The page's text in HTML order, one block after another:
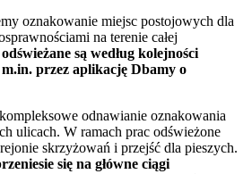
oznakowanie miejsc postojowych dla
na terenie całej
są według kolejności
m.in. przez aplikację Dbamy o
odnawianie oznakowania
ulicach. W ramach prac odświeżone
skrzyżowań i przejść dla pieszych.
się na główne ciągi